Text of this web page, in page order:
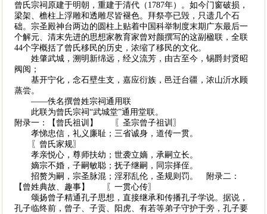
曾氏宗祠原建于明朝，重建于清代（1787年）。如今门窗破损，
梁架、檐柱上浮雕和透雕尽皆褪色。拜祭亭已毁，只遗几个石
础。宗圣殿神台两边的圆柱上贴着中国科举制度末期广东最后一
个解元、清末先进的思想家教育家曾对颜撰写的这副楹联，全联
44个字概括了曾氏移民的历史，浓缩了移民的文化。
姓肇武城，溯明新绵远，经义流芳，由古至今，锡爵封贤昭
阀阅；
基开宁化，念石壁生支，嘉应衍族，邑迁台疆，浓山沂水顾
蒸尝。
——佚名撰曾姓宗祠通用联
此联为曾氏宗祠“武城堂”通用堂联。
附录一：【曾氏祖训】 〖圣宗曾子祖训〗
孝悌忠信，礼义廉耻；三省诚身，道传一贯。
〖曾氏家规〗
孝亲悦心，尊师扶幼；世袭立嫡，承嗣立长。
嫡宗不婚，子嗣敏聪；抚子继嗣，同宗择侄。
招赘为嗣，宗圣脉混；淫邪乱伦，圣规则罚。 附录二：
【曾姓典故、趣事】 〖一贯心传〗
颂扬曾子精通孔子思想，直接继承和传播孔子学说。据说，
孔子临终前，曾子、子贡、阳虎、有若等弟子守护于旁，孔子要